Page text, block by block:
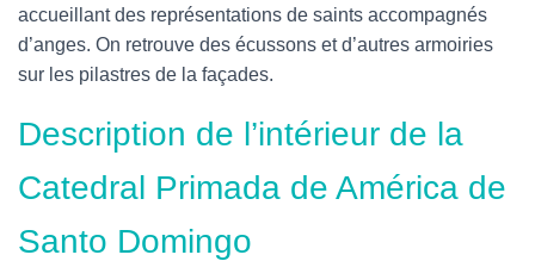
accueillant des représentations de saints accompagnés
d’anges. On retrouve des écussons et d’autres armoiries
sur les pilastres de la façades.
Description de l’intérieur de la
Catedral Primada de América de
Santo Domingo